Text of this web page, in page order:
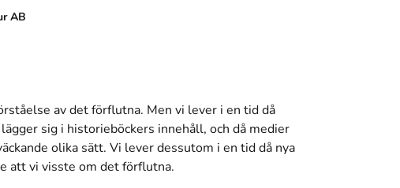
AB
av det förflutna. Men vi lever i en tid då
sig i historieböckers innehåll, och då medier
olika sätt. Vi lever dessutom i en tid då nya
att vi visste om det förflutna.